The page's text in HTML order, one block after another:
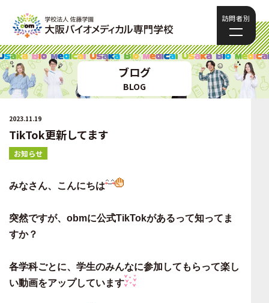
訪問者別
ブログ
BLOG
2023.11.19
TikTok更新してます
お知らせ
みなさん、こんにちは
突然ですが、obmに公式TikTokがあるって知ってま
すか？
各学科ごとに、学生のみんなに参加してもらって楽し
い動画をアップしています